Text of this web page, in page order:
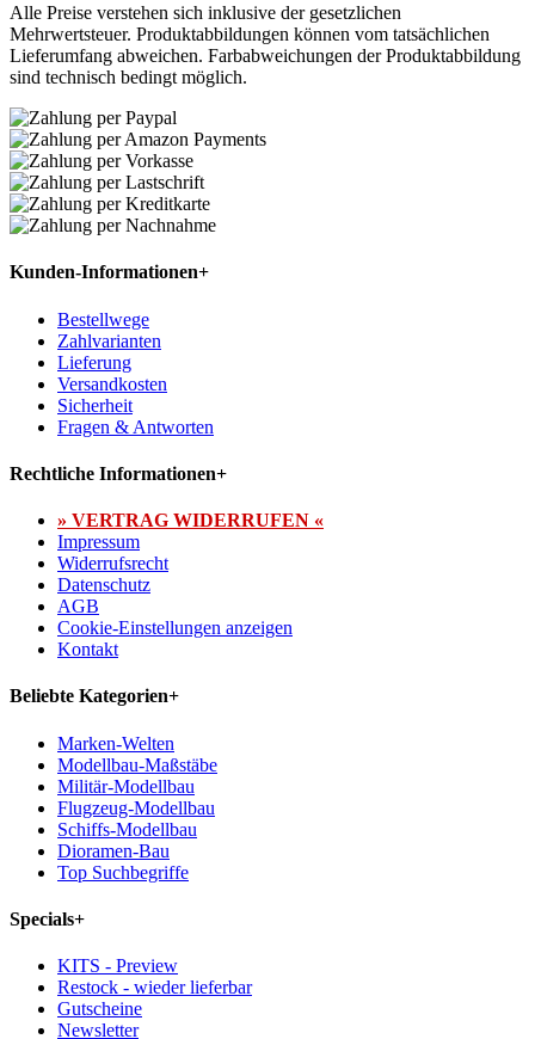
Alle Preise verstehen sich inklusive der gesetzlichen
Mehrwertsteuer. Produktabbildungen können vom tatsächlichen
Lieferumfang abweichen. Farbabweichungen der Produktabbildung
sind technisch bedingt möglich.
Kunden-Informationen+
Bestellwege
Zahlvarianten
Lieferung
Versandkosten
Sicherheit
Fragen & Antworten
Rechtliche Informationen+
» VERTRAG WIDERRUFEN «
Impressum
Widerrufsrecht
Datenschutz
AGB
Cookie-Einstellungen anzeigen
Kontakt
Beliebte Kategorien+
Marken-Welten
Modellbau-Maßstäbe
Militär-Modellbau
Flugzeug-Modellbau
Schiffs-Modellbau
Dioramen-Bau
Top Suchbegriffe
Specials+
KITS - Preview
Restock - wieder lieferbar
Gutscheine
Newsletter